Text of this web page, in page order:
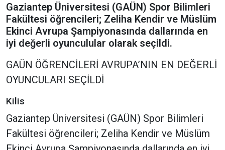
Gaziantep Üniversitesi (GAÜN) Spor Bilimleri
Fakültesi öğrencileri; Zeliha Kendir ve Müslüm
Ekinci Avrupa Şampiyonasında dallarında en
iyi değerli oyunculular olarak seçildi.
GAÜN ÖĞRENCİLERİ AVRUPA’NIN EN DEĞERLİ
OYUNCULARI SEÇİLDİ
Kilis
Gaziantep Üniversitesi (GAÜN) Spor Bilimleri
Fakültesi öğrencileri; Zeliha Kendir ve Müslüm